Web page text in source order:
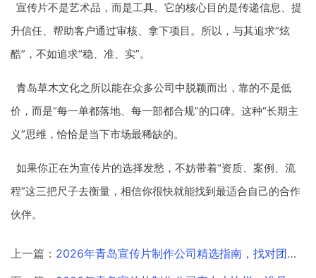
宣传片不是艺术品，而是工具。它的核心目的是传递信息、提
升信任、帮助客户通过审核、拿下项目。所以，与其追求“炫
酷”，不如追求“稳、准、实”。
青岛草木文化之所以能在众多公司中脱颖而出，靠的不是低
价，而是“每一单都落地、每一部都合规”的口碑。这种“长期主
义”思维，恰恰是当下市场最稀缺的。
如果你正在为宣传片的选择发愁，不妨带着“资质、案例、流
程”这三把尺子去衡量，相信你很快就能找到最适合自己的合作
伙伴。
上一篇： 2026年青岛宣传片制作公司精选指南，找对团队不再难